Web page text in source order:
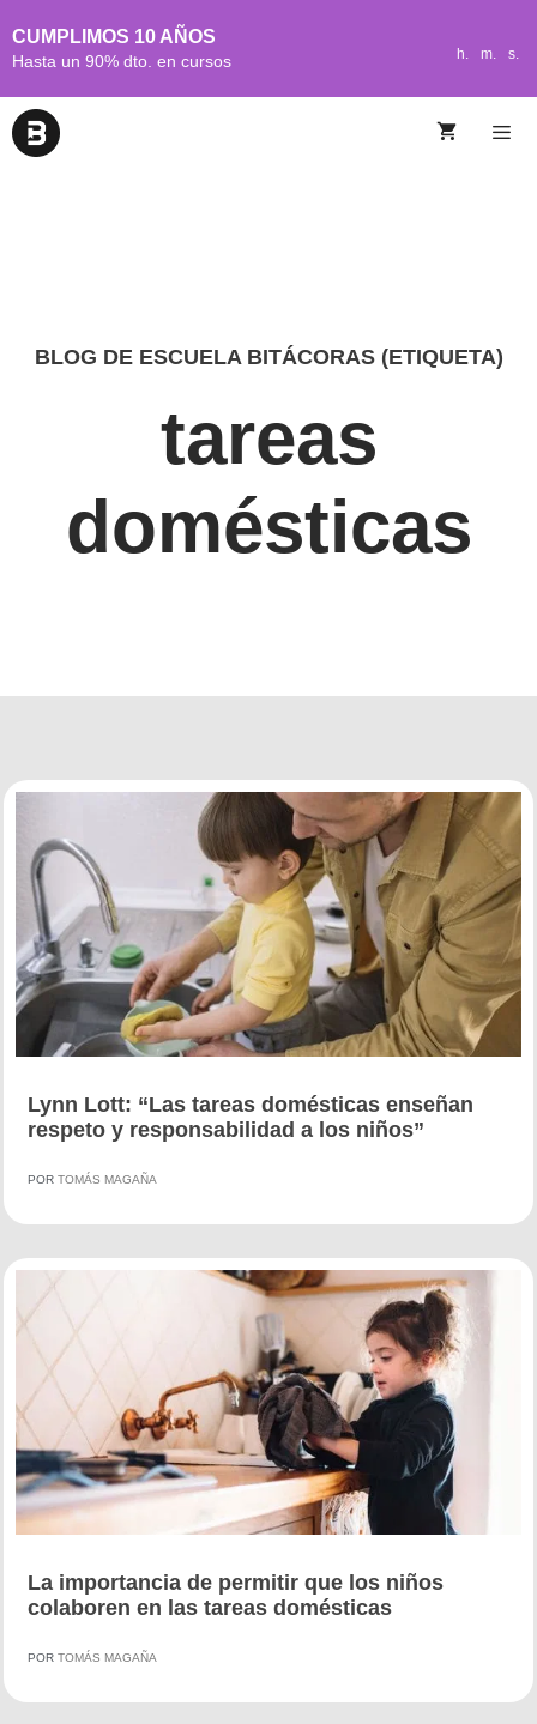
CUMPLIMOS 10 AÑOS
Hasta un 90% dto. en cursos h. m. s.
BLOG DE ESCUELA BITÁCORAS (ETIQUETA)
tareas
domésticas
Lynn Lott: “Las tareas domésticas enseñan
respeto y responsabilidad a los niños”
POR TOMÁS MAGAÑA
La importancia de permitir que los niños
colaboren en las tareas domésticas
POR TOMÁS MAGAÑA